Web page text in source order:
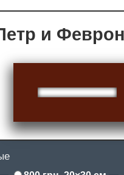
Петр и